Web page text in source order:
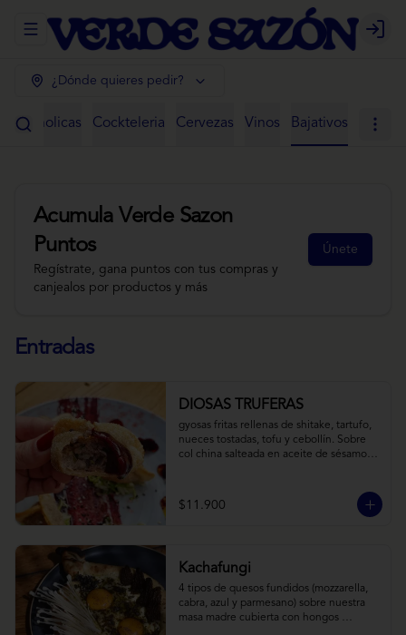
Abrir menu de navegación Login
¿Dónde quieres pedir?
Alcoholicas Cockteleria Cervezas Vinos Bajativos
Acumula Verde Sazon
Puntos
Regístrate, gana puntos con tus compras y
canjealos por productos y más
Únete
Entradas
DIOSAS TRUFERAS
gyosas fritas rellenas de shitake, tartufo,
nueces tostadas, tofu y cebollín. Sobre
col china salteada en aceite de sésamo,
$11.900
Kachafungi
4 tipos de quesos fundidos (mozzarella,
cabra, azul y parmesano) sobre nuestra
masa madre cubierta con hongos